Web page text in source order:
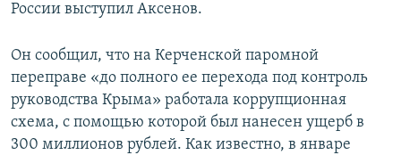
России выступил Аксенов.
Он сообщил, что на Керченской паромной
переправе «до полного ее перехода под контроль
руководства Крыма» работала коррупционная
схема, с помощью которой был нанесен ущерб в
300 миллионов рублей. Как известно, в январе